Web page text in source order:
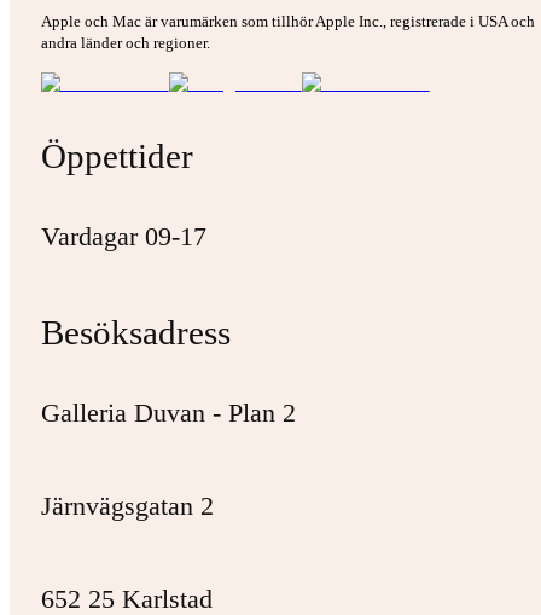
Apple och Mac är varumärken som tillhör Apple Inc., registrerade i USA och
andra länder och regioner.
Öppettider
Vardagar 09-17
Besöksadress
Galleria Duvan - Plan 2
Järnvägsgatan 2
652 25 Karlstad